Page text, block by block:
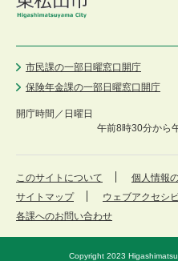
市民課の一部日曜窓口開庁
保険年金課の一部日曜窓口開庁
開庁時間／ 日曜日
午前8時30分から
このサイトについて
個人情報
サイトマップ
ウェブアクセシ
各課へのお問い合わせ
Copyright 2023